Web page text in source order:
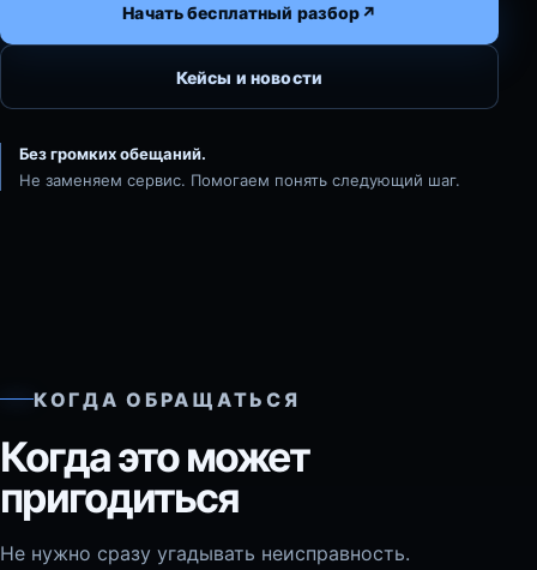
Начать бесплатный разбор↗
Кейсы и новости
Без громких обещаний.
Не заменяем сервис. Помогаем понять следующий шаг.
КОГДА ОБРАЩАТЬСЯ
Когда это может
пригодиться
Не нужно сразу угадывать неисправность.